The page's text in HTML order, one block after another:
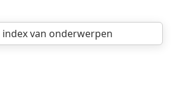
indexvan onderwerpen